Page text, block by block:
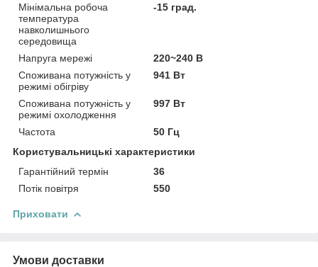
Мінімальна робоча
температура
навколишнього
середовища
-15 град.
Напруга мережі
220~240 В
Споживана потужність у
режимі обігріву
941 Вт
Споживана потужність у
режимі охолодження
997 Вт
Частота
50 Гц
Користувальницькі характеристики
Гарантійний термін
36
Потік повітря
550
Приховати
Умови доставки